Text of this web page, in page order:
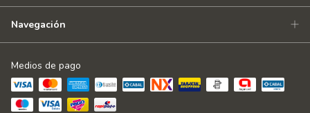
Navegación
Medios de pago